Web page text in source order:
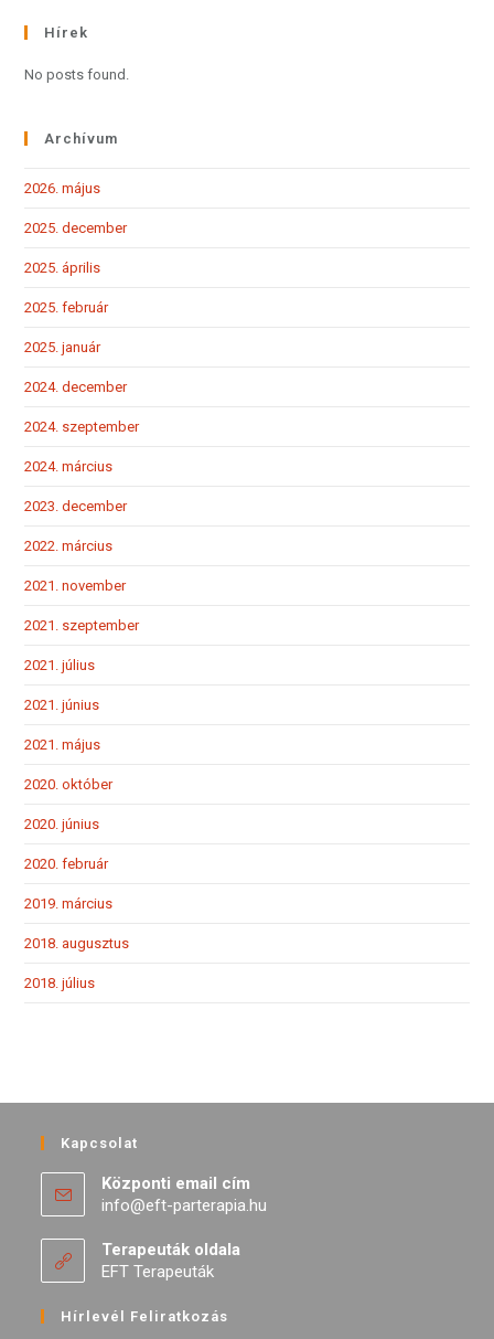
Hírek
No posts found.
Archívum
2026. május
2025. december
2025. április
2025. február
2025. január
2024. december
2024. szeptember
2024. március
2023. december
2022. március
2021. november
2021. szeptember
2021. július
2021. június
2021. május
2020. október
2020. június
2020. február
2019. március
2018. augusztus
2018. július
Kapcsolat
Központi email cím
info@eft-parterapia.hu
Terapeuták oldala
EFT Terapeuták
Hírlevél Feliratkozás